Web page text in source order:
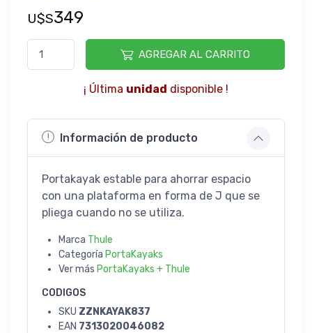
U$S349
AGREGAR AL CARRITO
¡ Última unidad disponible !
Información de producto
Portakayak estable para ahorrar espacio
con una plataforma en forma de J que se
pliega cuando no se utiliza.
Marca Thule
Categoría PortaKayaks
Ver más PortaKayaks + Thule
CODIGOS
SKU ZZNKAYAK837
EAN 7313020046082